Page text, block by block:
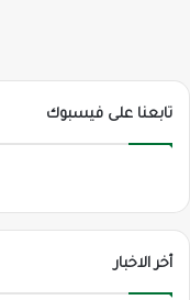
تابعنا على فيسبوك
أخر الاخبار